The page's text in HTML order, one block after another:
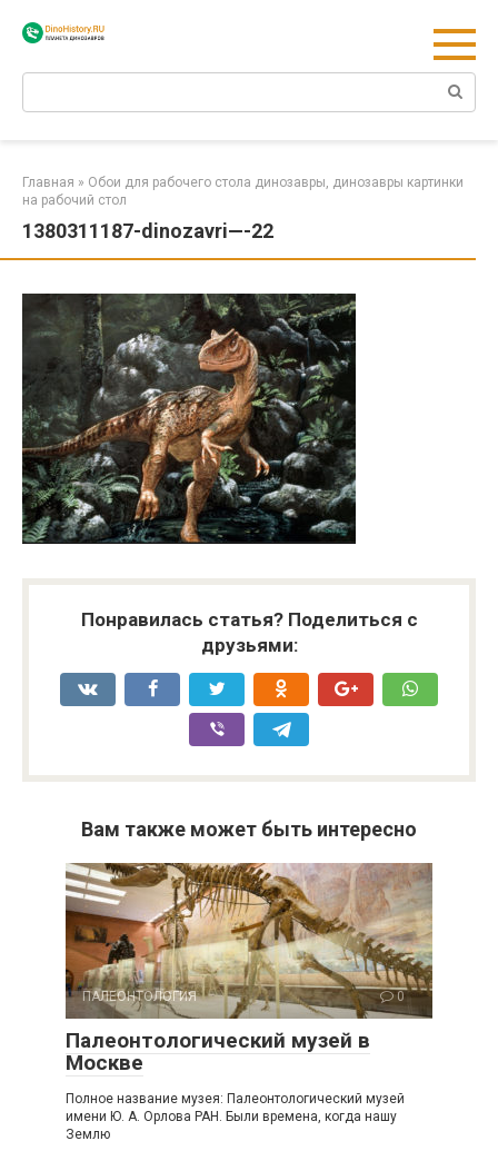
Главная » Обои для рабочего стола динозавры, динозавры картинки
на рабочий стол
1380311187-dinozavri—-22
Понравилась статья? Поделиться с
друзьями:
Вам также может быть интересно
ПАЛЕОНТОЛОГИЯ 0
Палеонтологический музей в
Москве
Полное название музея: Палеонтологический музей
имени Ю. А. Орлова РАН. Были времена, когда нашу
Землю